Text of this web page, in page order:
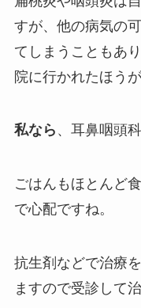
すが、他の病気の
てしまうこともあ
院に行かれたほう
私なら 、耳鼻咽頭
ごはんもほとんど
で心配ですね。
抗生剤などで治療
ますので受診して